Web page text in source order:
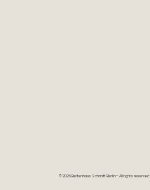
© 2026 Bettenhaus Schmitt Berlin - All rights reserved